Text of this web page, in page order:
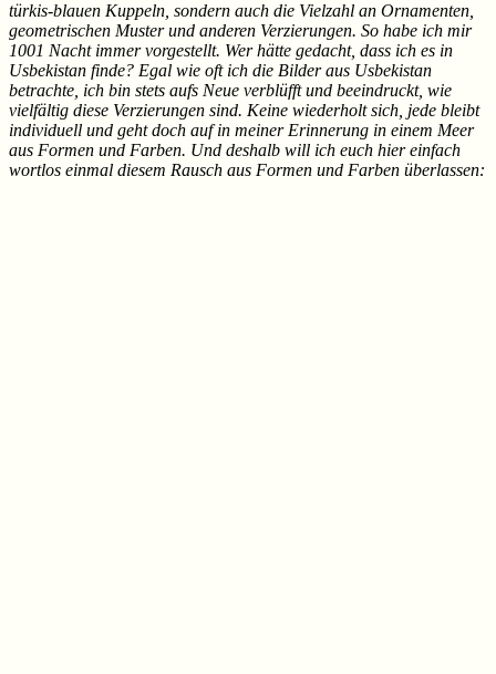
türkis-blauen Kuppeln, sondern auch die Vielzahl an Ornamenten,
geometrischen Muster und anderen Verzierungen. So habe ich mir
1001 Nacht immer vorgestellt. Wer hätte gedacht, dass ich es in
Usbekistan finde? Egal wie oft ich die Bilder aus Usbekistan
betrachte, ich bin stets aufs Neue verblüfft und beeindruckt, wie
vielfältig diese Verzierungen sind. Keine wiederholt sich, jede bleibt
individuell und geht doch auf in meiner Erinnerung in einem Meer
aus Formen und Farben. Und deshalb will ich euch hier einfach
wortlos einmal diesem Rausch aus Formen und Farben überlassen: